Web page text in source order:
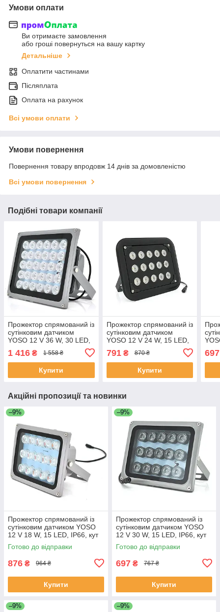
Умови оплати
Ви отримаєте замовлення
або гроші повернуться на вашу картку
Детальніше
Оплатити частинами
Післяплата
Оплата на рахунок
Всі умови оплати
Умови повернення
Повернення товару впродовж 14 днів за домовленістю
Всі умови повернення
Подібні товари компанії
Прожектор спрямований із
сутінковим датчиком
YOSO 12 V 36 W, 30 LED,
дальність до 100 м,
220*180*85 мм, BOX
1 416 ₴ 1 558 ₴
Купити
Прожектор спрямований із
сутінковим датчиком
YOSO 12 V 24 W, 15 LED,
дальність до 50 м,
177*138*65 мм, BOX
791₴ 870 ₴
Купити
697
Акційні пропозиції та новинки
–9%
Прожектор спрямований із
сутінковим датчиком YOSO
12 V 18 W, 15 LED, IP66, кут
огляду 60°, дальність до 30
м, 177*138*65 мм, BOX
Готово до відправки
876 ₴ 964 ₴
Купити
–9%
Прожектор спрямований із
сутінковим датчиком YOSO
12 V 30 W, 15 LED, IP66, кут
огляду 60°, дальність до 50
м, 177*138*65 мм, BOX
Готово до відправки
697 ₴ 767 ₴
Купити
–9% –9%